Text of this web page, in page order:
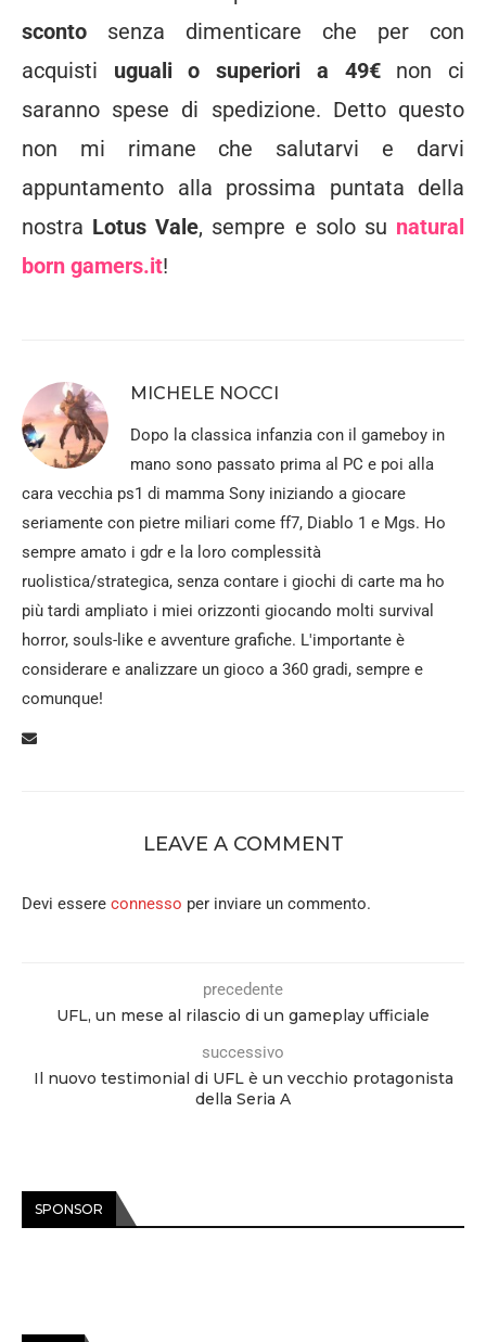
sconto senza dimenticare che per con
acquisti uguali o superiori a 49€non ci
saranno spese di spedizione. Detto questo
non mi rimane che salutarvi e darvi
appuntamento alla prossima puntata della
nostra Lotus Vale, sempre e solo su natural
born gamers.it!
MICHELE NOCCI
Dopo la classica infanzia con il gameboy in
mano sono passato prima al PC e poi alla
cara vecchia ps1 di mamma Sony iniziando a giocare
seriamente con pietre miliari come ff7, Diablo 1 e Mgs. Ho
sempre amato i gdr e la loro complessità
ruolistica/strategica, senza contare i giochi di carte ma ho
più tardi ampliato i miei orizzonti giocando molti survival
horror, souls-like e avventure grafiche. L'importante è
considerare e analizzare un gioco a 360 gradi, sempre e
comunque!
LEAVE A COMMENT
Devi essere connesso per inviare un commento.
precedente
UFL, un mese al rilascio di un gameplay ufficiale
successivo
Il nuovo testimonial di UFL è un vecchio protagonista
della Seria A
SPONSOR